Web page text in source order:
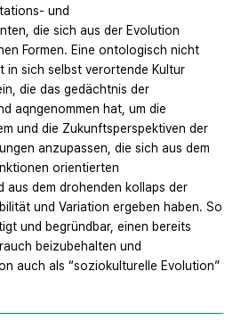
und
die sich aus der Evolution
Formen. Eine ontologisch nicht
in sich selbst verortende Kultur
die das gedächtnis der
aqngenommen hat, um die
und die Zukunftsperspektiven der
anzupassen, die sich aus dem
orientierten
aus dem drohenden kollaps der
und Variation ergeben haben. So
und begründbar, einen bereits
beizubehalten und
auch als “soziokulturelle Evolution”